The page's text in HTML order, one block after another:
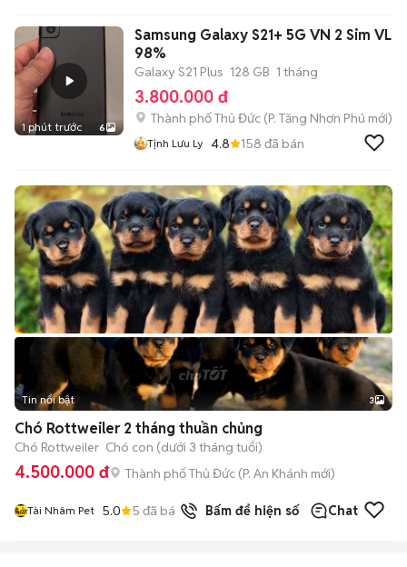
1 phút trước 6
Samsung Galaxy S21+ 5G VN 2 Sim VL
98%
Galaxy S21 Plus 128 GB 1 tháng
3.800.000 đ
Thành phố Thủ Đức (P. Tăng Nhơn Phú mới)
Tịnh Lưu Ly 4.8 158 đã bán
Tin nổi bật 3
Chó Rottweiler 2 tháng thuần chủng
Chó Rottweiler Chó con (dưới 3 tháng tuổi)
4.500.000 đ Thành phố Thủ Đức (P. An Khánh mới)
Tài Nhâm Pet 5.0 5 đã bán Bấm để hiện số Chat